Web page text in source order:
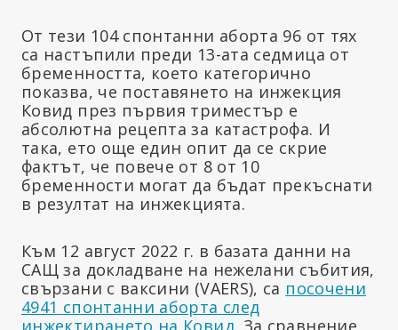
От тези 104 спонтанни аборта 96 от тях
са настъпили преди 13-ата седмица от
бременността, което категорично
показва, че поставянето на инжекция
Ковид през първия триместър е
абсолютна рецепта за катастрофа. И
така, ето още един опит да се скрие
фактът, че повече от 8 от 10
бременности могат да бъдат прекъснати
в резултат на инжекцията.
Към 12 август 2022 г. в базата данни на
САЩ за докладване на нежелани събития,
свързани с ваксини (VAERS), са посочени
4941 спонтанни аборта след
инжектирането на Ковид. За сравнение,